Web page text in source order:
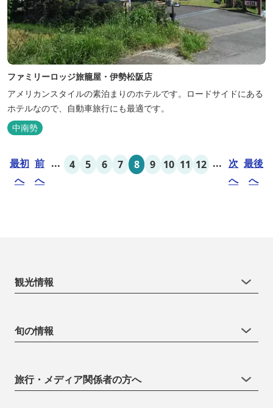
ファミリーロッジ旅籠屋・伊勢松阪店
アメリカンスタイルの素泊まりのホテルです。ロードサイドにある
ホテルなので、自動車旅行にも最適です。
中南勢
最初
へ
前
へ
... 4 5 6 7 8 9 10 11 12 ... 次
へ
最後
へ
観光情報
旬の情報
旅行・メディア関係者の方へ